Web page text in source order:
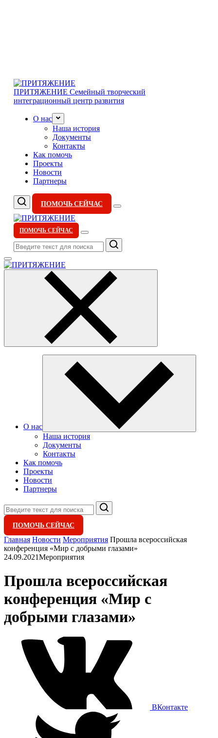
ПРИТЯЖЕНИЕ Семейный творческий
интеграционный центр развития
О нас
Наша история
Документы
Контакты
Как помочь
Проекты
Новости
Партнеры
ПОМОЧЬ СЕЙЧАС
ПОМОЧЬ СЕЙЧАС
Поиск
О нас
Наша история
Документы
Контакты
Как помочь
Проекты
Новости
Партнеры
Поиск
ПОМОЧЬ СЕЙЧАС
Главная Новости Мероприятия Прошла всероссийская
конференция «Мир с добрыми глазами»
24.09.2021Мероприятия
Прошла всероссийская
конференция «Мир с
добрыми глазами»
ВКонтакте